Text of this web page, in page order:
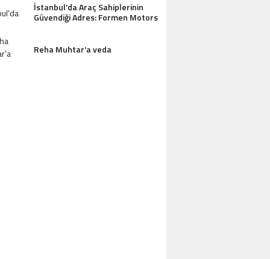
İstanbul’da Araç Sahiplerinin
Güvendiği Adres: Formen Motors
Reha Muhtar’a veda